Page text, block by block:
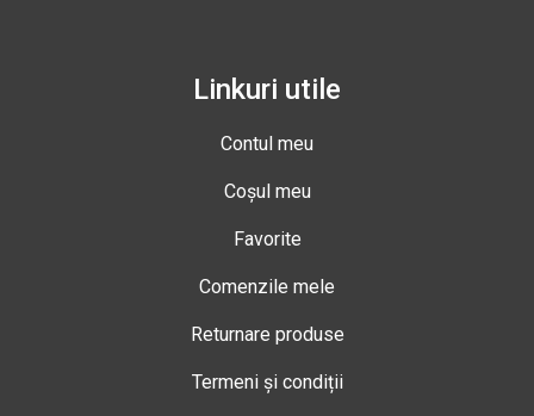
Linkuri utile
Contul meu
Coșul meu
Favorite
Comenzile mele
Returnare produse
Termeni și condiții